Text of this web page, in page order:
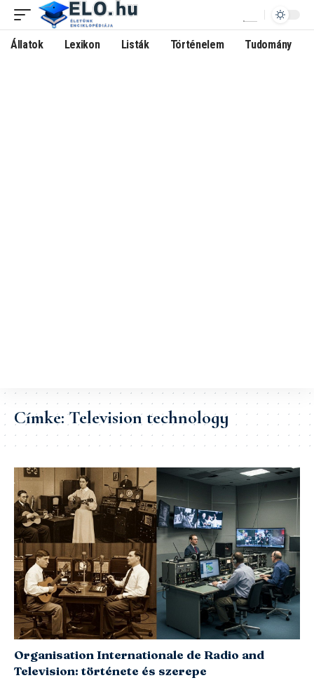
Állatok Lexikon Listák Történelem Tudomány
Címke:Television technology
Organisation Internationale de Radio and
Television: története és szerepe